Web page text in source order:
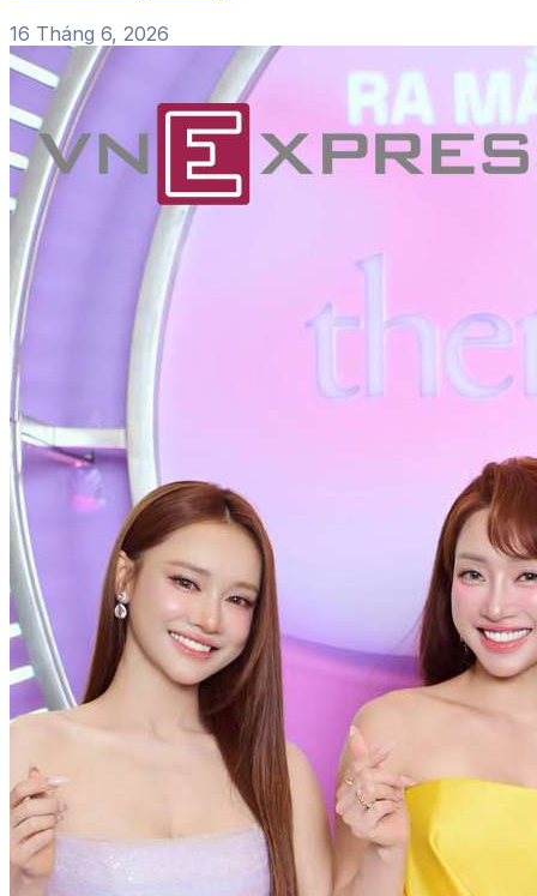
16 Tháng 6, 2026